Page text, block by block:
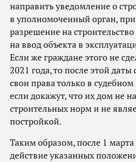
направить уведомление о
в уполномоченный орган,
разрешение на
на ввод объекта в
Если же граждане этого не
2021 года, то после этой
свои права только в
если докажут, что их дом не
строительных норм и не
постройкой.
Таким образом, после 1 марта
действие указанных